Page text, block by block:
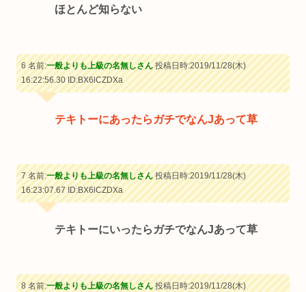
ほとんど知らない
6 名前:一般よりも上級の名無しさん投稿日時:2019/11/28(木)
16:22:56.30ID:BX6lCZDXa
テキトーにあったらガチでなんJあって草
7 名前:一般よりも上級の名無しさん投稿日時:2019/11/28(木)
16:23:07.67ID:BX6lCZDXa
テキトーにいったらガチでなんJあって草
8 名前:一般よりも上級の名無しさん投稿日時:2019/11/28(木)